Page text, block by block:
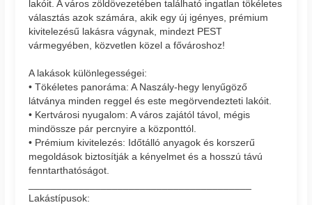
lakóit. A város zöldövezetében található ingatlan tökéletes
választás azok számára, akik egy új igényes, prémium
kivitelezésű lakásra vágynak, mindezt PEST
vármegyében, közvetlen közel a fővároshoz!
A lakások különlegességei:
• Tökéletes panoráma: A Naszály-hegy lenyűgöző
látványa minden reggel és este megörvendezteti lakóit.
• Kertvárosi nyugalom: A város zajától távol, mégis
mindössze pár percnyire a központtól.
• Prémium kivitelezés: Időtálló anyagok és korszerű
megoldások biztosítják a kényelmet és a hosszú távú
fenntarthatóságot.
Lakástípusok: